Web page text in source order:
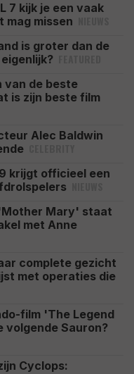
7 kijk je een vaak
mag missen
is groter dan de
van de beste
is zijn beste film
Alec Baldwin
krijgt officieel een
Mary' staat
met Anne
complete gezicht
met operaties die
film 'The Legend
volgende Sauron?
Cyclops: